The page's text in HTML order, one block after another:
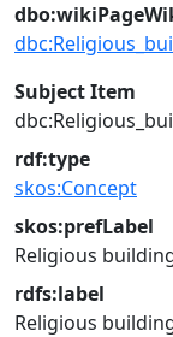
Subject Item
rdf:type
skos:Concept
skos:prefLabel
Religious
rdfs:label
Religious